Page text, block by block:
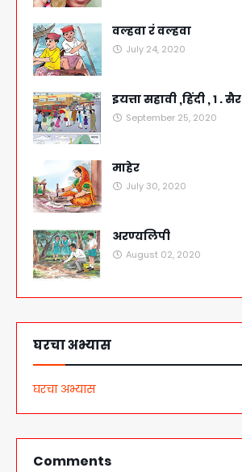
वल्हवा रं वल्हवा
July 24, 2020
इयत्ता सहावी ,हिंदी , १ . सैर
September 25, 2020
माहेर
July 30, 2020
अरण्यलिपी
August 02, 2020
घरचा अभ्यास
घरचा अभ्यास
Comments